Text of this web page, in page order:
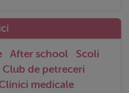
After school
Scoli
Club de petreceri
medicale